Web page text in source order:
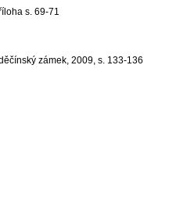
s. 69-71
zámek, 2009, s. 133-136